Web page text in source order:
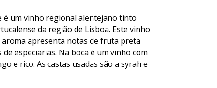
é um vinho regional alentejano tinto
da região de Lisboa. Este vinho
apresenta notas de fruta preta
de especiarias. Na boca é um vinho com
e rico. As castas usadas são a syrah e